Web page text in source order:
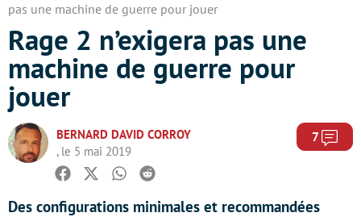
pas une machine de guerre pour jouer
Rage 2 n’exigera pas une
machine de guerre pour
jouer
BERNARD DAVID CORROY
, le 5 mai 2019
7
Facebook
TwitterWhatsapp
Reddit
Des configurations minimales et recommandées